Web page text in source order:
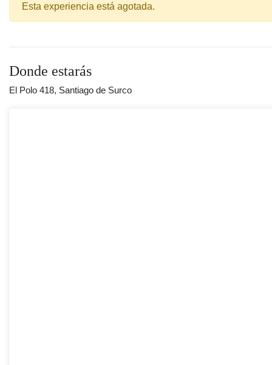
Esta experiencia está agotada.
Donde estarás
El Polo 418, Santiago de Surco